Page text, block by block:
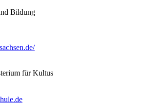
Bildung
für Kultus